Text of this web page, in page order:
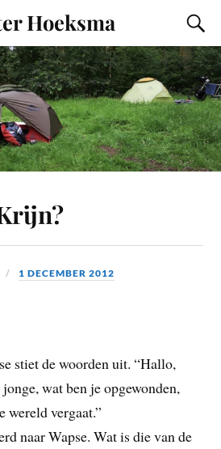
Hoeksma
1 DECEMBER 2012
stiet de woorden uit. “Hallo,
wat ben je opgewonden,
wereld vergaat.”
naar Wapse. Wat is die van de